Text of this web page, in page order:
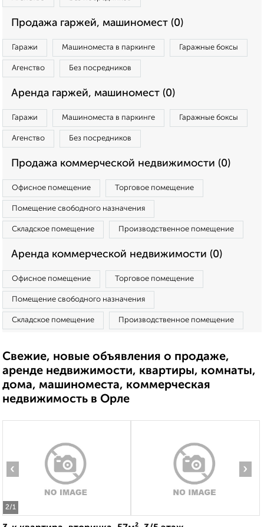
Продажа гаржей, машиномест (0)
Гаражи Машиноместа в паркинге Гаражные боксы
Агенство Без посредников
Аренда гаржей, машиномест (0)
Гаражи Машиноместа в паркинге Гаражные боксы
Агенство Без посредников
Продажа коммерческой недвижимости (0)
Офисное помещение Торговое помещение
Помещение свободного назначения
Складское помещение Производственное помещение
Аренда коммерческой недвижимости (0)
Офисное помещение Торговое помещение
Помещение свободного назначения
Складское помещение Производственное помещение
Свежие, новые объявления о продаже,
аренде недвижимости, квартиры, комнаты,
дома, машиноместа, коммерческая
недвижимость в Орле
2/1
‹ ›